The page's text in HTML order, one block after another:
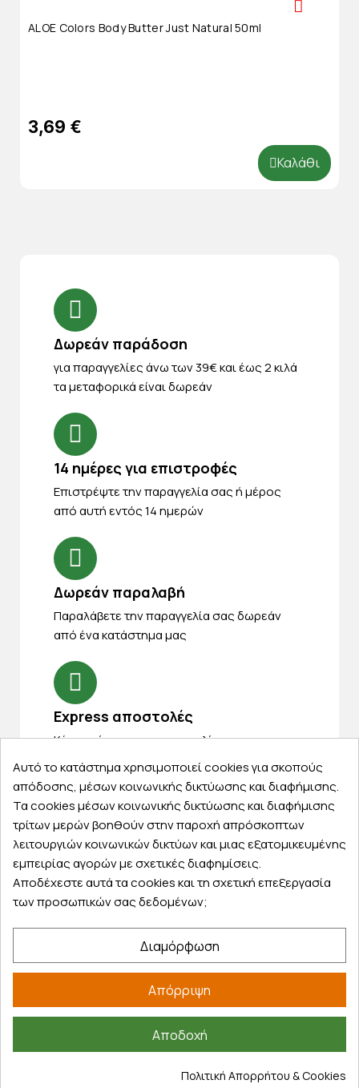
ALOE Colors Body Butter Just Natural 50ml
3,69 €
Καλάθι
Δωρεάν παράδοση
για παραγγελίες άνω των 39€ και έως 2 κιλά
τα μεταφορικά είναι δωρεάν
14 ημέρες για επιστροφές
Eπιστρέψτε την παραγγελία σας ή μέρος
από αυτή εντός 14 ημερών
Δωρεάν παραλαβή
Παραλάβετε την παραγγελία σας δωρεάν
από ένα κατάστημα μας
Express αποστολές
Κάντε σήμερα την παραγγελία σας και
παραλάβετε αύριο στην πόρτα σας
Εξυπηρέτηση πελατών
Λογαριασμός
Τα αγαπημένα μου
Τρόποι παραγγελίας
Έξοδα αποστολής
Επιστροφές προϊοντων
Εξέλιξη παραγγελίας
Πληροφορίες
Αυτό το κατάστημα χρησιμοποιεί cookies για σκοπούς
απόδοσης, μέσων κοινωνικής δικτύωσης και διαφήμισης.
Τα cookies μέσων κοινωνικής δικτύωσης και διαφήμισης
τρίτων μερών βοηθούν στην παροχή απρόσκοπτων
λειτουργιών κοινωνικών δικτύων και μιας εξατομικευμένης
εμπειρίας αγορών με σχετικές διαφημίσεις.
Αποδέχεστε αυτά τα cookies και τη σχετική επεξεργασία
των προσωπικών σας δεδομένων;
Διαμόρφωση
Απόρριψη
Αποδοχή
Πολιτική Απορρήτου & Cookies